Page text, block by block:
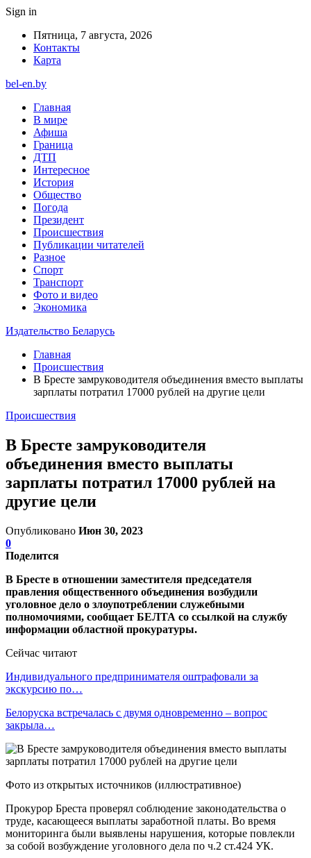
Sign in
Пятница, 7 августа, 2026
Контакты
Карта
bel-en.by
Главная
В мире
Афиша
Граница
ДТП
Интересное
История
Общество
Погода
Президент
Происшествия
Публикации читателей
Разное
Спорт
Транспорт
Фото и видео
Экономика
Издательство Беларусь
Главная
Происшествия
В Бресте замруководителя объединения вместо выплаты
зарплаты потратил 17000 рублей на другие цели
Происшествия
В Бресте замруководителя
объединения вместо выплаты
зарплаты потратил 17000 рублей на
другие цели
Опубликовано Июн 30, 2023
0
Поделится
В Бресте в отношении заместителя председателя
правления общественного объединения возбудили
уголовное дело о злоупотреблении служебными
полномочиями, сообщает БЕЛТА со ссылкой на службу
информации областной прокуратуры.
Сейчас читают
Индивидуального предпринимателя оштрафовали за
экскурсию по…
Белоруска встречалась с двумя одновременно – вопрос
закрыла…
Фото из открытых источников (иллюстративное)
Прокурор Бреста проверял соблюдение законодательства о
труде, касающееся выплаты заработной платы. Во время
мониторинга были выявлены нарушения, которые повлекли
за собой возбуждение уголовного дела по ч.2 ст.424 УК.